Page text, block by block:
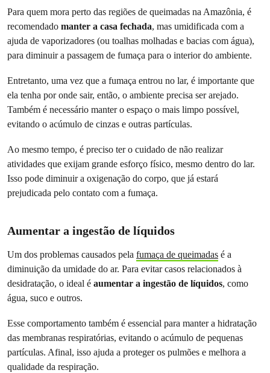
Para quem mora perto das regiões de queimadas na Amazônia, é
recomendado manter a casa fechada, mas umidificada com a
ajuda de vaporizadores (ou toalhas molhadas e bacias com água),
para diminuir a passagem de fumaça para o interior do ambiente.
Entretanto, uma vez que a fumaça entrou no lar, é importante que
ela tenha por onde sair, então, o ambiente precisa ser arejado.
Também é necessário manter o espaço o mais limpo possível,
evitando o acúmulo de cinzas e outras partículas.
Ao mesmo tempo, é preciso ter o cuidado de não realizar
atividades que exijam grande esforço físico, mesmo dentro do lar.
Isso pode diminuir a oxigenação do corpo, que já estará
prejudicada pelo contato com a fumaça.
Aumentar a ingestão de líquidos
Um dos problemas causados pela fumaça de queimadas é a
diminuição da umidade do ar. Para evitar casos relacionados à
desidratação, o ideal é aumentar a ingestão de líquidos, como
água, suco e outros.
Esse comportamento também é essencial para manter a hidratação
das membranas respiratórias, evitando o acúmulo de pequenas
partículas. Afinal, isso ajuda a proteger os pulmões e melhora a
qualidade da respiração.